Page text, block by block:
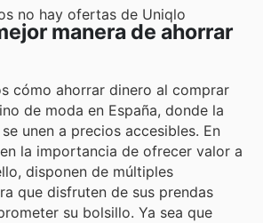
no hay ofertas de Uniqlo
manera de ahorrar
cómo ahorrar dinero al comprar
de moda en España, donde la
unen a precios accesibles. En
la importancia de ofrecer valor a
disponen de múltiples
que disfruten de sus prendas
su bolsillo. Ya sea que